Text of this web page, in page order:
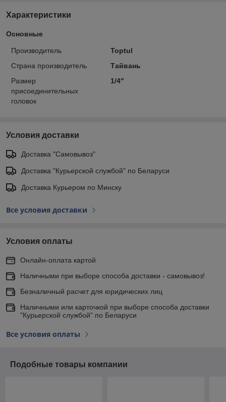
Характеристики
Основные
Производитель
Toptul
Страна производитель
Тайвань
Размер
присоединительных
головок
1/4"
Условия доставки
Доставка "Самовывоз"
Доставка "Курьерской службой" по Беларуси
Доставка Курьером по Минску
Все условия доставки
Условия оплаты
Онлайн-оплата картой
Наличными при выборе способа доставки - самовывоз!
Безналичный расчет для юридических лиц
Наличными или карточкой при выборе способа доставки
"Курьерской службой" по Беларуси
Все условия оплаты
Подобные товары компании